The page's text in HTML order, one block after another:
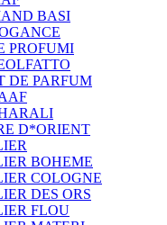
BASI
PROFUMI
DE PARFUM
D*ORIENT
BOHEME
COLOGNE
DES ORS
FLOU